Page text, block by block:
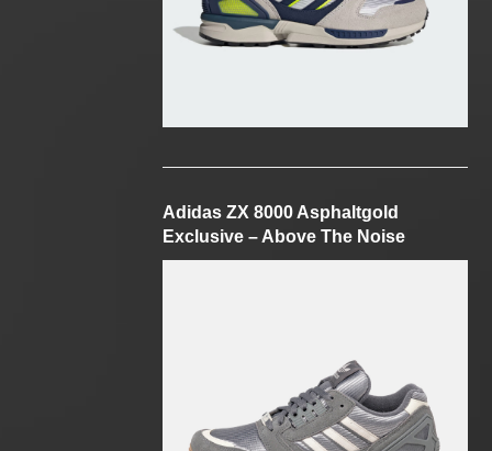
Adidas ZX 8000 Asphaltgold
Exclusive – Above The Noise